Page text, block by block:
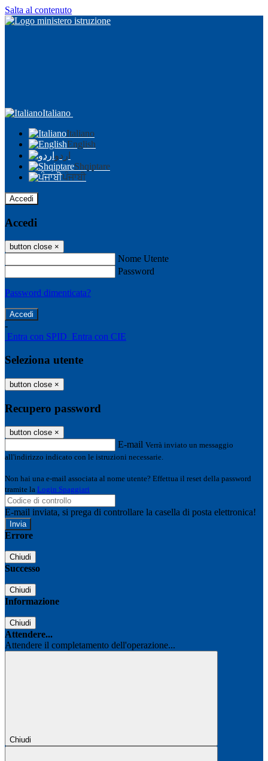
Salta al contenuto
Italiano
Italiano
English
اردو
Shqiptare
ਪੰਜਾਬੀ
Accedi
Accedi
button close ×
Nome Utente
Password
Password dimenticata?
-
Entra con SPID Entra con CIE
Seleziona utente
button close ×
Recupero password
button close ×
E-mail Verrà inviato un messaggio
all'indirizzo indicato con le istruzioni necessarie.
Non hai una e-mail associata al nome utente? Effettua il reset della password
tramite la Login Spaggiari
E-mail inviata, si prega di controllare la casella di posta elettronica!
Errore
Chiudi
Successo
Chiudi
Informazione
Chiudi
Attendere...
Attendere il completamento dell'operazione...
Chiudi